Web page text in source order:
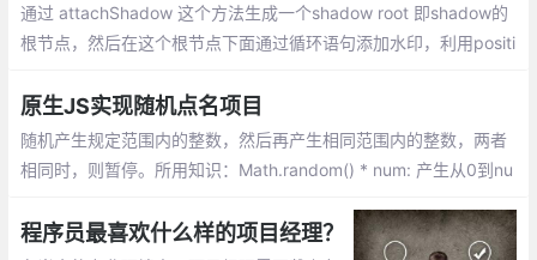
通过 attachShadow 这个方法生成一个shadow root 即shadow的
根节点，然后在这个根节点下面通过循环语句添加水印，利用positi
原生JS实现随机点名项目
随机产生规定范围内的整数，然后再产生相同范围内的整数，两者
相同时，则暂停。所用知识：Math.random() * num: 产生从0到nu
程序员最喜欢什么样的项目经理？